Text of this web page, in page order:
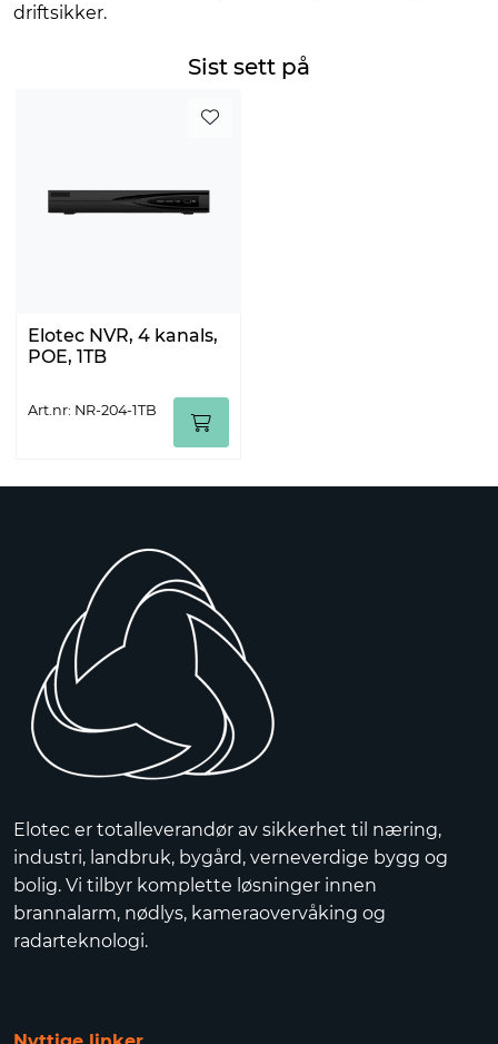
driftsikker.
Sist sett på
Elotec NVR, 4 kanals,
POE, 1TB
Art.nr: NR-204-1TB
Elotec er totalleverandør av sikkerhet til næring,
industri, landbruk, bygård, verneverdige bygg og
bolig. Vi tilbyr komplette løsninger innen
brannalarm, nødlys, kameraovervåking og
radarteknologi.